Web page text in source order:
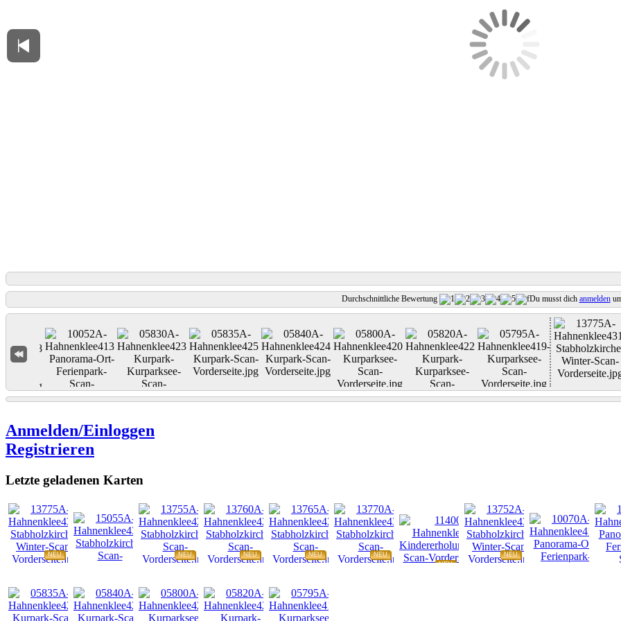
Durchschnittliche Bewertung Du musst dich anmelden
Anmelden/Einloggen
Registrieren
Letzte geladenen Karten
NEU NEU NEU NEU
NEU
NEU
NEU